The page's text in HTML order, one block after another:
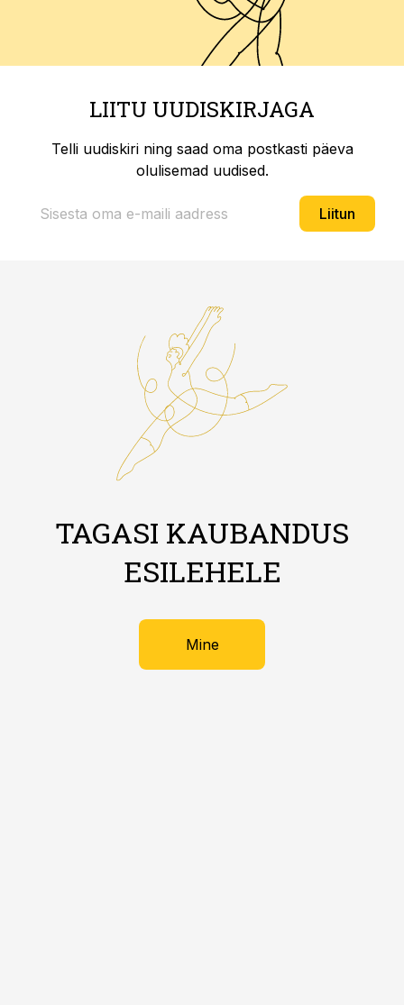
LIITU UUDISKIRJAGA
Telli uudiskiri ning saad oma postkasti päeva
olulisemad uudised.
Liitun
TAGASI KAUBANDUS
ESILEHELE
Mine